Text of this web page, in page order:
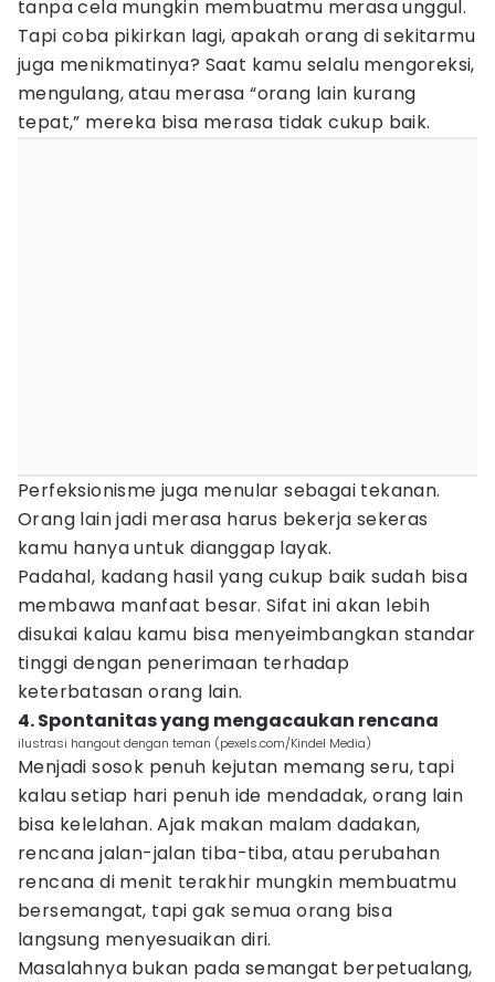
tanpa cela mungkin membuatmu merasa unggul.
Tapi coba pikirkan lagi, apakah orang di sekitarmu
juga menikmatinya? Saat kamu selalu mengoreksi,
mengulang, atau merasa “orang lain kurang
tepat,” mereka bisa merasa tidak cukup baik.
Perfeksionisme juga menular sebagai tekanan.
Orang lain jadi merasa harus bekerja sekeras
kamu hanya untuk dianggap layak.
Padahal, kadang hasil yang cukup baik sudah bisa
membawa manfaat besar. Sifat ini akan lebih
disukai kalau kamu bisa menyeimbangkan standar
tinggi dengan penerimaan terhadap
keterbatasan orang lain.
4. Spontanitas yang mengacaukan rencana
ilustrasi hangout dengan teman (pexels.com/Kindel Media)
Menjadi sosok penuh kejutan memang seru, tapi
kalau setiap hari penuh ide mendadak, orang lain
bisa kelelahan. Ajak makan malam dadakan,
rencana jalan-jalan tiba-tiba, atau perubahan
rencana di menit terakhir mungkin membuatmu
bersemangat, tapi gak semua orang bisa
langsung menyesuaikan diri.
Masalahnya bukan pada semangat berpetualang,